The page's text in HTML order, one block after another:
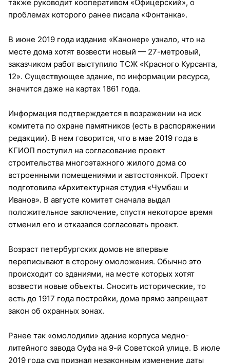
также руководит кооперативом «Офицерский», о
проблемах которого ранее писала «Фонтанка».
В июне 2019 года издание «Канонер» узнало, что на
месте дома хотят возвести новый — 27-метровый,
заказчиком работ выступило ТСЖ «Красного Курсанта,
12». Существующее здание, по информации ресурса,
значится даже на картах 1861 года.
Информация подтверждается в возражении на иск
комитета по охране памятников (есть в распоряжении
редакции). В нем говорится, что в мае 2019 года в
КГИОП поступил на согласование проект
строительства многоэтажного жилого дома со
встроенными помещениями и автостоянкой. Проект
подготовила «Архитектурная студия «Чумбаш и
Иванов». В августе комитет сначала выдал
положительное заключение, спустя некоторое время
отменил его и отказался согласовать проект.
Возраст петербургских домов не впервые
переписывают в сторону омоложения. Обычно это
происходит со зданиями, на месте которых хотят
возвести новые объекты. Сносить исторические, то
есть до 1917 года постройки, дома прямо запрещает
закон об охранных зонах.
Ранее так «омолодили» здание корпуса медно-
литейного завода Оуфа на 9-й Советской улице. В июле
2019 года суд признал незаконным изменение даты